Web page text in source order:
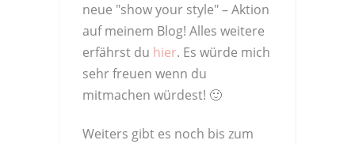
neue "show your style" – Aktion
auf meinem Blog! Alles weitere
erfährst du hier. Es würde mich
sehr freuen wenn du
mitmachen würdest! 🙂
Weiters gibt es noch bis zum